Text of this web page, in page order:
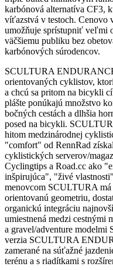
karbónová alternatíva CF3,
víťazstvá v testoch. Cenovo
umožňuje sprístupniť
väčšiemu publiku bez
karbónových súrodencov.
SCULTURA
orientovaných cyklistov,
a chcú sa pritom na bicykli
plášte ponúkajú množstvo
bočných cestách a dlhšia
posed na bicykli.
hitom medzinárodnej
"comfort" od RennRad
cyklistických serverov/
Cyclingtips a Road.cc ako
inšpirujúca", "živé
menovcom SCULTURA
orientovanú geometriu,
organickú integráciu
umiestnená medzi cestnými
a gravel/adventure modelmi
verzia SCULTURA
zamerané na súťažné
terénu a s riadítkami s